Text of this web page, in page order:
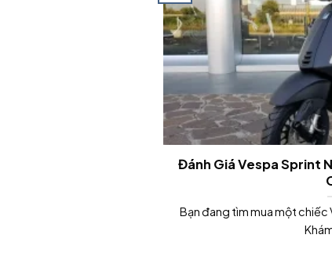
Đánh Giá Vespa Sprint
Bạn đang tìm mua một chiếc